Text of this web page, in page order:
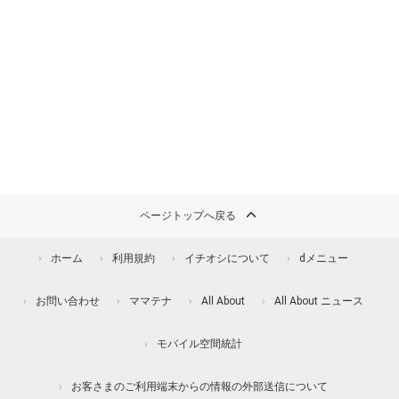
ページトップへ戻る
ホーム 利用規約 イチオシについて dメニュー
お問い合わせ ママテナ All About All About ニュース
モバイル空間統計
お客さまのご利用端末からの情報の外部送信について